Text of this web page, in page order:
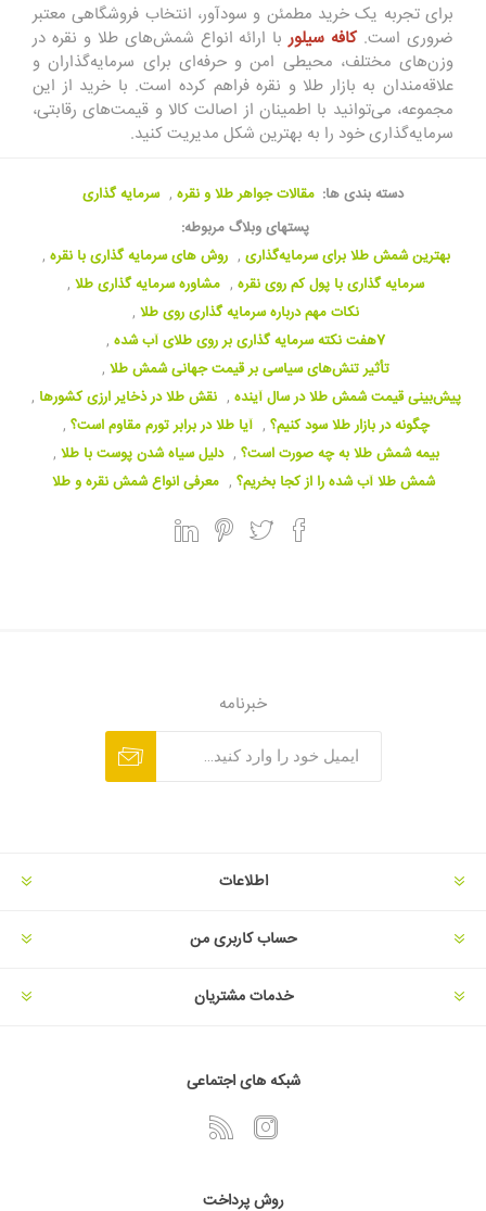
برای تجربه یک خرید مطمئن و سودآور، انتخاب فروشگاهی معتبر
ضروری است.کافه سیلوربا ارائه انواع شمش‌های طلا و نقره در
وزن‌های مختلف، محیطی امن و حرفه‌ای برای سرمایه‌گذاران و
علاقه‌مندان به بازار طلا و نقره فراهم کرده است. با خرید از این
مجموعه، می‌توانید با اطمینان از اصالت کالا و قیمت‌های رقابتی،
سرمایه‌گذاری خود را به بهترین شکل مدیریت کنید.
دسته بندی ها: مقالات جواهر طلا و نقره , سرمایه گذاری
پستهای وبلاگ مربوطه:
بهترین شمش طلا برای سرمایه‌گذاری , روش های سرمایه گذاری با نقره ,
سرمایه گذاری با پول کم روی نقره , مشاوره سرمایه گذاری طلا ,
نکات مهم درباره سرمایه گذاری روی طلا ,
7هفت نکته سرمایه گذاری بر روی طلای آب شده
,
تأثیر تنش‌های سیاسی بر قیمت جهانی شمش طلا ,
پیش‌بینی قیمت شمش طلا در سال آینده , نقش طلا در ذخایر ارزی کشورها ,
چگونه در بازار طلا سود کنیم؟ , آیا طلا در برابر تورم مقاوم است؟ ,
بیمه شمش طلا به چه صورت است؟ , دلیل سیاه شدن پوست با طلا ,
شمش طلا آب شده را از کجا بخریم؟ , معرفی انواع شمش نقره و طلا
خبرنامه
اطلاعات
حساب کاربری من
خدمات مشتریان
شبکه های اجتماعی
روش پرداخت